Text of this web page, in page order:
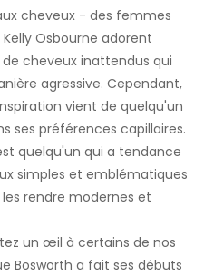
cheveux - des femmes
Osbourne adorent
cheveux inattendus qui
agressive. Cependant,
vient de quelqu'un
ses préférences capillaires.
quelqu'un qui a tendance
simples et emblématiques
rendre modernes et
un œil à certains de nos
Bosworth a fait ses débuts